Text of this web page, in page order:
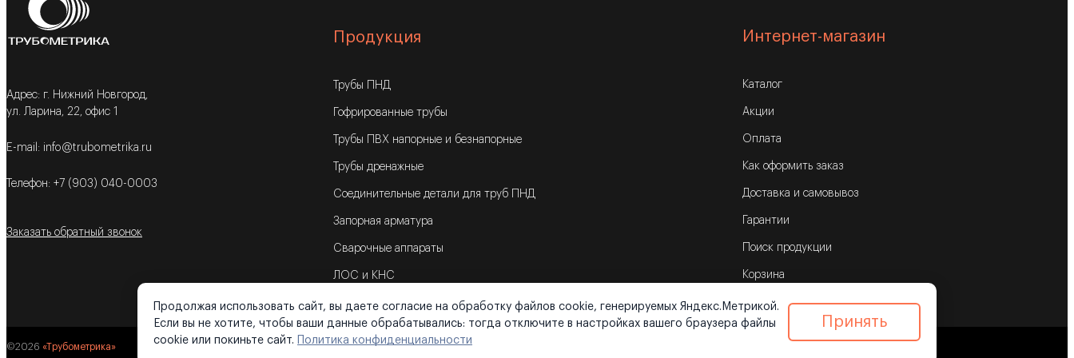
Адрес: г. Нижний Новгород,
ул. Ларина, 22, офис 1
E-mail: info@trubometrika.ru
Телефон: +7 (903) 040-0003
Заказать обратный звонок
Продукция
Трубы ПНД
Гофрированные трубы
Трубы ПВХ напорные и безнапорные
Трубы дренажные
Соединительные детали для труб ПНД
Запорная арматура
Сварочные аппараты
ЛОС и КНС
Интернет-магазин
Каталог
Акции
Оплата
Как оформить заказ
Доставка и самовывоз
Гарантии
Поиск продукции
Корзина
©2026 «Трубометрика» Политика конфиденциальности
Продолжая использовать сайт, вы даете согласие на обработку файлов cookie, генерируемых Яндекс.Метрикой.
Если вы не хотите, чтобы ваши данные обрабатывались: тогда отключите в настройках вашего браузера файлы
cookie или покиньте сайт.
Политика конфиденциальности
Принять